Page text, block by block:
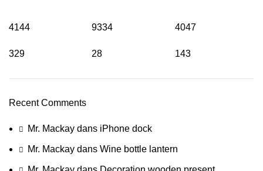
4144
329
9334
28
4047
143
Recent Comments
Mr. Mackay dans iPhone dock
Mr. Mackay dans Wine bottle lantern